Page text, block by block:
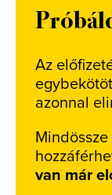
Az
azonnal
van már